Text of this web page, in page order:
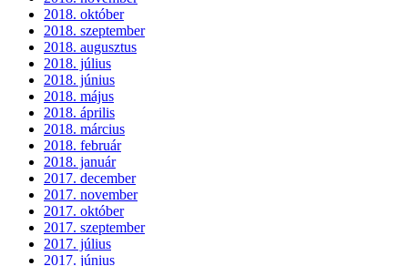
2018. október
2018. szeptember
2018. augusztus
2018. július
2018. június
2018. május
2018. április
2018. március
2018. február
2018. január
2017. december
2017. november
2017. október
2017. szeptember
2017. július
2017. június